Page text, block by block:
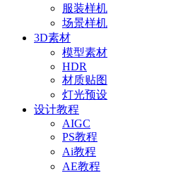
服装样机
场景样机
3D素材
模型素材
HDR
材质贴图
灯光预设
设计教程
AIGC
PS教程
Ai教程
AE教程